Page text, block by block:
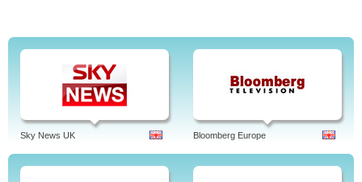
Sky News UK Bloomberg Europe